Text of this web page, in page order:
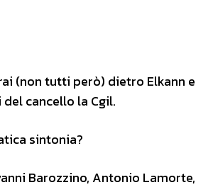
(non tutti però) dietro Elkann e
cancello la Cgil.
sintonia?
Barozzino, Antonio Lamorte,